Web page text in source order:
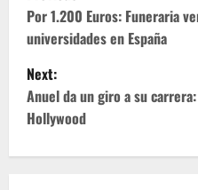
o
s
t
n
Por 1.200 Euros: Funeraria
universidades en España
Next:
Anuel da un giro a su
Hollywood